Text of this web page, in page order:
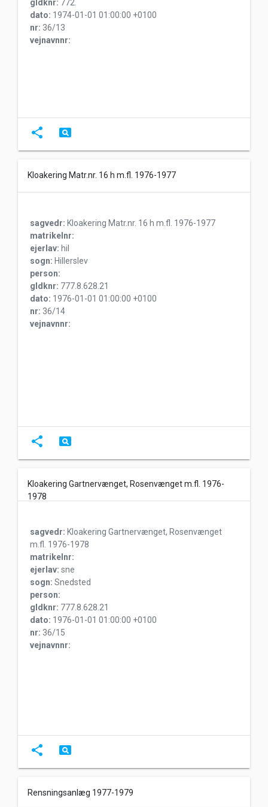
gldknr: 772.
dato: 1974-01-01 01:00:00 +0100
nr: 36/13
vejnavnnr:
share pageview
Kloakering Matr.nr. 16 h m.fl. 1976-1977
sagvedr: Kloakering Matr.nr. 16 h m.fl. 1976-1977
matrikelnr:
ejerlav: hil
sogn: Hillerslev
person:
gldknr: 777.8.628.21
dato: 1976-01-01 01:00:00 +0100
nr: 36/14
vejnavnnr:
share pageview
Kloakering Gartnervænget, Rosenvænget m.fl. 1976-
1978
sagvedr: Kloakering Gartnervænget, Rosenvænget
m.fl. 1976-1978
matrikelnr:
ejerlav: sne
sogn: Snedsted
person:
gldknr: 777.8.628.21
dato: 1976-01-01 01:00:00 +0100
nr: 36/15
vejnavnnr:
share pageview
Rensningsanlæg 1977-1979